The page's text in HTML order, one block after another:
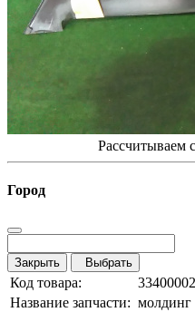
Рассчитываем
Город
Закрыть Выбрать
Код товара:
Название запчасти: молдинг